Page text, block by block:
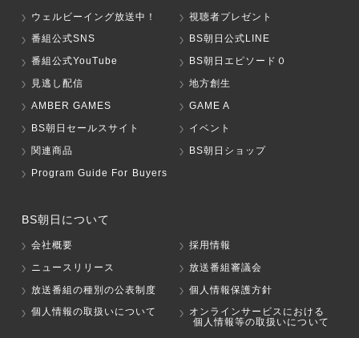
ウェルビーイング放送中！
視聴者プレゼント
番組公式SNS
BS朝日公式LINE
番組公式YouTube
BS朝日エピソード０
見逃し配信
地方創生
AMBER GAMES
GAME A
BS朝日セールスサイト
イベント
関連商品
BS朝日ショップ
Program Guide For Buyers
BS朝日について
会社概要
採用情報
ニュースリリース
放送番組審議会
放送番組の種別の公表制度
個人情報保護方針
個人情報の取扱いについて
オンラインサービスにおける
個人情報等の取扱いについて